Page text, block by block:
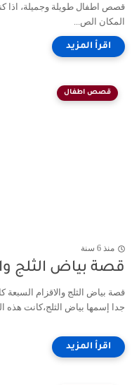
قصص اطفال طويلة وجميلة،
المكان الص...
قصص اطفال
منذ 6 سنة
قصة بياض الثلج
قصة بياض الثلج والاقزام السبعة
جدا إسمها بياض الثلج،كانت هذه